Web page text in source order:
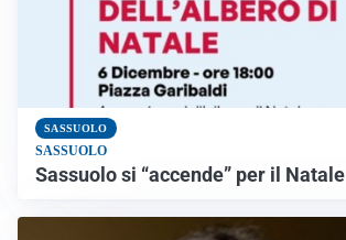
SASSUOLO
SASSUOLO
Sassuolo si “accende” per il Natale